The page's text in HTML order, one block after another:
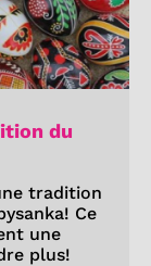
du
tradition
Ce
une
plus!